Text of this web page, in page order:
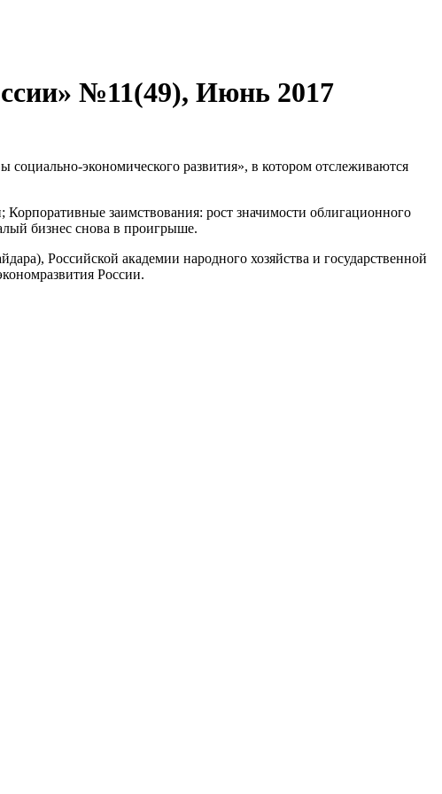
№11(49), Июнь 2017
экономического развития», в котором отслеживаются
заимствования: рост значимости облигационного
бизнес снова в проигрыше.
Российской академии народного хозяйства и государственной
России.